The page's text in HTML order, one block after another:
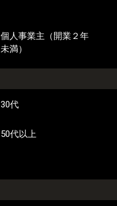
個人事業主（開業２年
未満）
30代
50代以上